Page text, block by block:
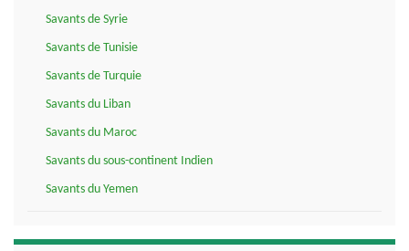
Savants de Syrie
Savants de Tunisie
Savants de Turquie
Savants du Liban
Savants du Maroc
Savants du sous-continent Indien
Savants du Yemen